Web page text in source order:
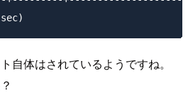
自体はされているようですね。